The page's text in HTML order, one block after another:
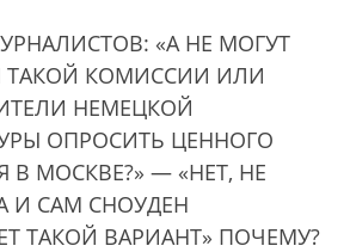
«А НЕ МОГУТ
КОМИССИИ ИЛИ
НЕМЕЦКОЙ
ОПРОСИТЬ ЦЕННОГО
В МОСКВЕ?» — «НЕТ, НЕ
И САМ СНОУДЕН
ТАКОЙ ВАРИАНТ» ПОЧЕМУ?